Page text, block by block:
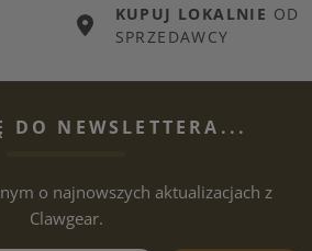
KUPUJ LOKALNIE OD
SPRZEDAWCY
DO NEWSLETTERA...
o najnowszych aktualizacjach z
Clawgear.